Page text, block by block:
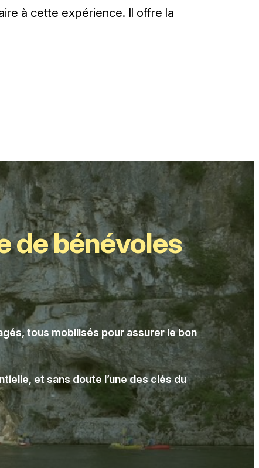
à cette expérience. Il offre la
de bénévoles
tous mobilisés pour assurer le bon
et sans doute l’une des clés du